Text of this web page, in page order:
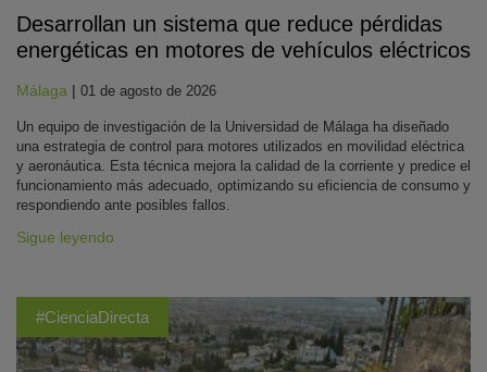
Desarrollan un sistema que reduce pérdidas
energéticas en motores de vehículos eléctricos
Málaga | 01 de agosto de 2026
Un equipo de investigación de la Universidad de Málaga ha diseñado
una estrategia de control para motores utilizados en movilidad eléctrica
y aeronáutica. Esta técnica mejora la calidad de la corriente y predice el
funcionamiento más adecuado, optimizando su eficiencia de consumo y
respondiendo ante posibles fallos.
Sigue leyendo
#CienciaDirecta